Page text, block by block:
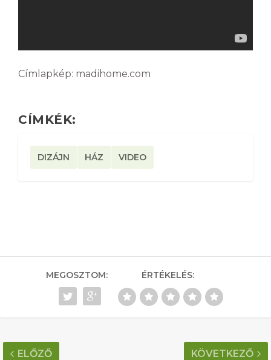
Címlapkép: madihome.com
CÍMKÉK:
DIZÁJN HÁZ VIDEO
MEGOSZTOM: ÉRTÉKELÉS:
ELŐZŐ KÖVETKEZŐ